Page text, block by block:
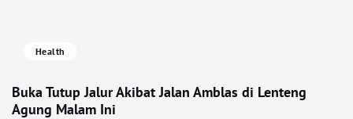
Health
Buka Tutup Jalur Akibat Jalan Amblas di Lenteng
Agung Malam Ini